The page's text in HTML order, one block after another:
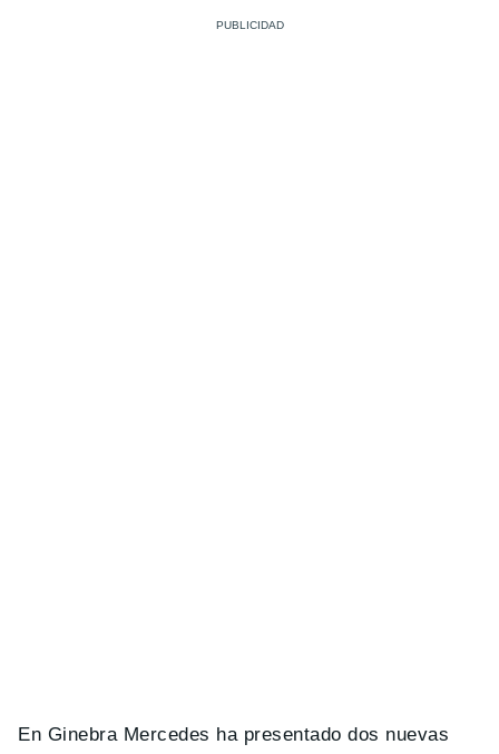
En Ginebra Mercedes ha presentado dos nuevas